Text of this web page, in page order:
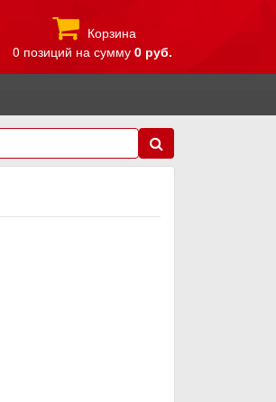
Корзина
0 позиций на сумму 0 руб.